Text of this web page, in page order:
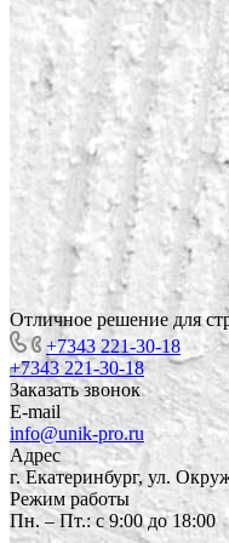
Отличное решение для
+7343 221-30-18
+7343 221-30-18
Заказать звонок
E-mail
info@unik-pro.ru
Адрес
г. Екатеринбург, ул.
Режим работы
Пн. – Пт.: с 9:00 до 18:00